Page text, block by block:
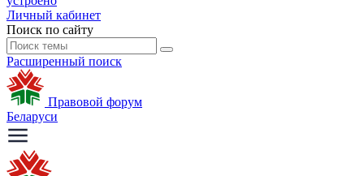
Личный кабинет
Поиск по сайту
Расширенный поиск
Правовой форум
Беларуси